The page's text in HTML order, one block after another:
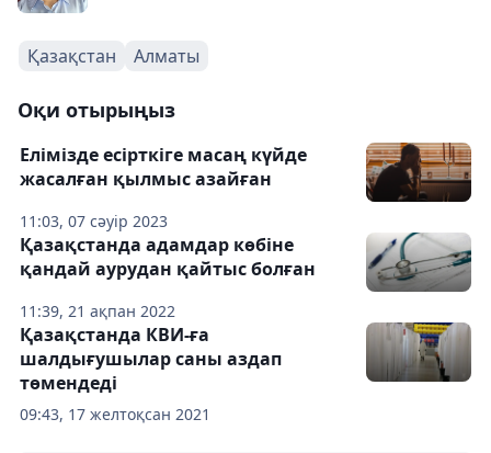
Қазақстан Алматы
Оқи отырыңыз
11:03, 07 сәуір 2023
Елімізде есірткіге масаң күйде
жасалған қылмыс азайған
11:39, 21 ақпан 2022
Қазақстанда адамдар көбіне
қандай аурудан қайтыс болған
09:43, 17 желтоқсан 2021
Қазақстанда КВИ-ға
шалдығушылар саны аздап
төмендеді